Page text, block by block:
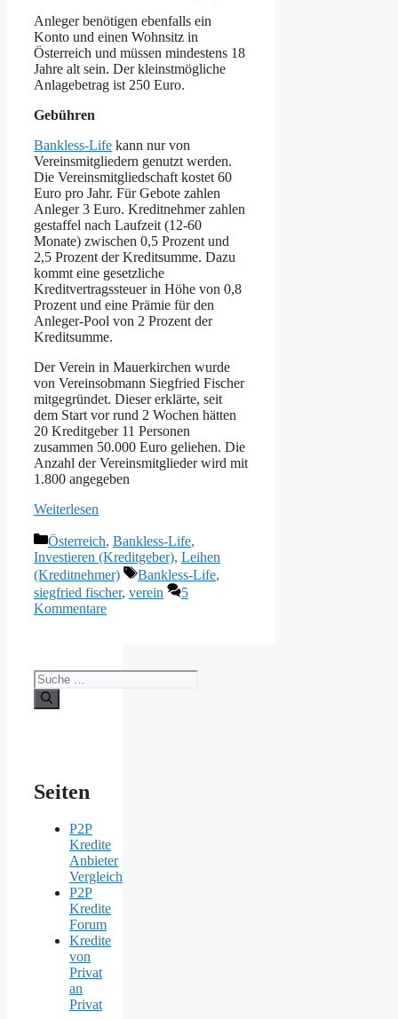
Anleger benötigen ebenfalls ein
Konto und einen Wohnsitz in
Österreich und müssen mindestens 18
Jahre alt sein. Der kleinstmögliche
Anlagebetrag ist 250 Euro.
Gebühren
Bankless-Life kann nur von
Vereinsmitgliedern genutzt werden.
Die Vereinsmitgliedschaft kostet 60
Euro pro Jahr. Für Gebote zahlen
Anleger 3 Euro. Kreditnehmer zahlen
gestaffel nach Laufzeit (12-60
Monate) zwischen 0,5 Prozent und
2,5 Prozent der Kreditsumme. Dazu
kommt eine gesetzliche
Kreditvertragssteuer in Höhe von 0,8
Prozent und eine Prämie für den
Anleger-Pool von 2 Prozent der
Kreditsumme.
Der Verein in Mauerkirchen wurde
von Vereinsobmann Siegfried Fischer
mitgegründet. Dieser erklärte, seit
dem Start vor rund 2 Wochen hätten
20 Kreditgeber 11 Personen
zusammen 50.000 Euro geliehen. Die
Anzahl der Vereinsmitglieder wird mit
1.800 angegeben
Weiterlesen
Kategorien
Österreich, Bankless-Life,
Investieren (Kreditgeber), Leihen
(Kreditnehmer)
Schlagwörter
Bankless-Life,
siegfried fischer, verein
5
Kommentare
Suche
nach:
Seiten
P2P
Kredite
Anbieter
Vergleich
P2P
Kredite
Forum
Kredite
von
Privat
an
Privat